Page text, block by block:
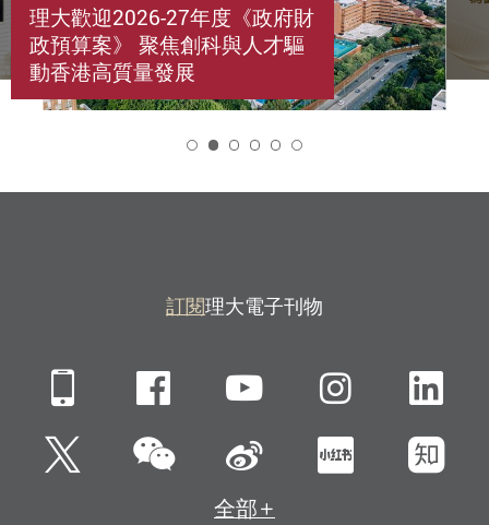
理大歡迎2026-27年度《政府財
政預算案》 聚焦創科與人才驅
動香港高質量發展
訂閱理大電子刊物
Mobile FacebookYouTube
Twitter微信 新浪微博小紅書知
全部